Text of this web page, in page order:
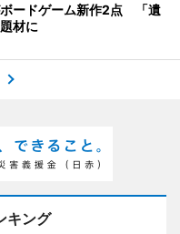
ードゲーム新作2点 「遺
材に
キング